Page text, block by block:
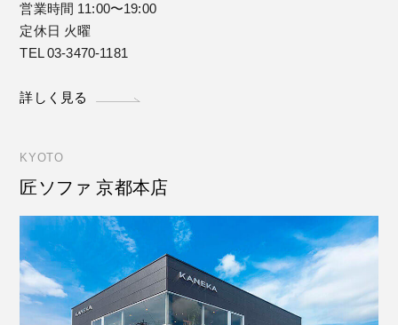
営業時間 11:00〜19:00
定休日 火曜
TEL 03-3470-1181
詳しく見る
KYOTO
匠ソファ 京都本店